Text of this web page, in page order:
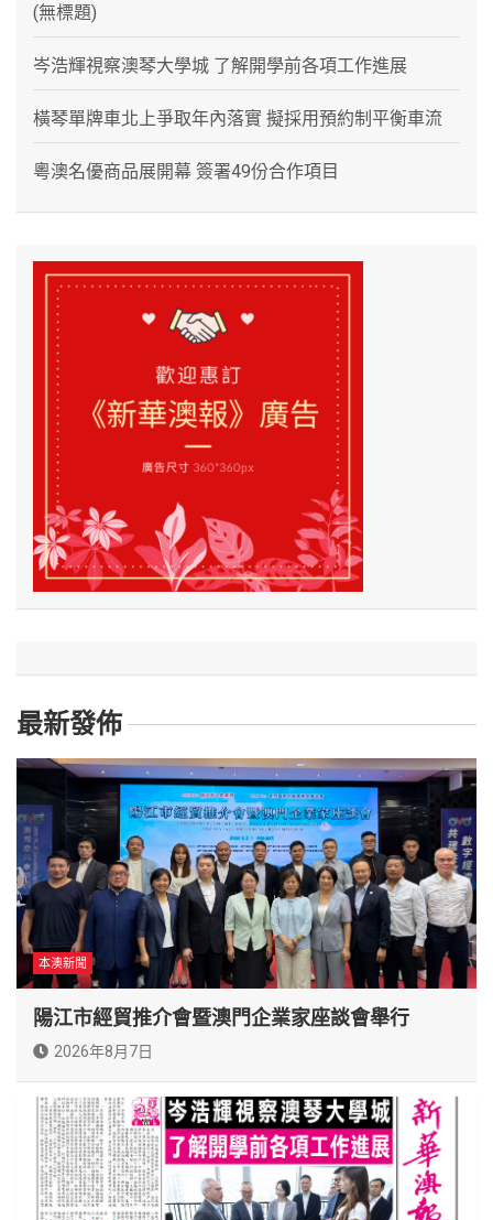
(無標題)
岑浩輝視察澳琴大學城 了解開學前各項工作進展
橫琴單牌車北上爭取年內落實 擬採用預約制平衡車流
粵澳名優商品展開幕 簽署49份合作項目
最新發佈
本澳新聞
陽江市經貿推介會暨澳門企業家座談會舉行
2026年8月7日